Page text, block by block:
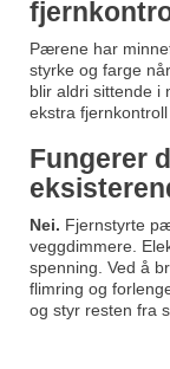
Pærene har
styrke og farge
blir aldri sittende i
ekstra fjernkontroll
Fungerer
Nei. Fjernstyrte
veggdimmere.
spenning. Ved å
flimring og
og styr resten fra